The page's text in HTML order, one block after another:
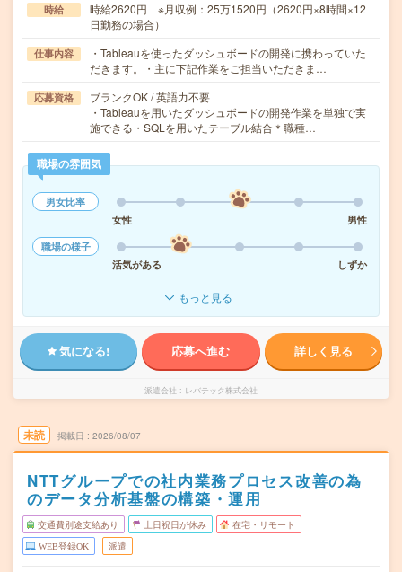
時給
時給2620円 ※月収例：25万1520円（2620円×8時間×12
日勤務の場合）
仕事内容
・Tableauを使ったダッシュボードの開発に携わっていた
だきます。・主に下記作業をご担当いただきま…
応募資格
ブランクOK / 英語力不要
・Tableauを用いたダッシュボードの開発作業を単独で実
施できる・SQLを用いたテーブル結合＊職種…
職場の雰囲気
男女比率
女性
男性
職場の様子
活気がある
しずか
もっと見る
気になる! 応募へ進む 詳しく見る
派遣会社 レバテック株式会社
未読 掲載日 2026/08/07
NTTグループでの社内業務プロセス改善の為
のデータ分析基盤の構築・運用
交通費別途支給あり 土日祝日が休み 在宅・リモート
WEB登録OK 派遣